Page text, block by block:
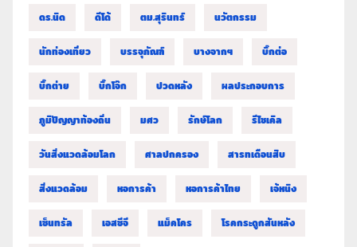
ดร.นิด ดีโด้ ตม.สุรินทร์ นวัตกรรม
นักท่องเที่ยว บรรจุภัณฑ์ บางจากฯ บิ๊กต่อ
บิ๊กต่าย บิ๊กโจ๊ก ปวดหลัง ผลประกอบการ
ภูมิปัญญาท้องถิ่น มศว รักษ์โลก รีไซเคิล
วันสิ่งแวดล้อมโลก ศาลปกครอง สารทเดือนสิบ
สิ่งแวดล้อม หอการค้า หอการค้าไทย เจ้หนิง
เซ็นทรัล เอสซีจี แม็คโคร โรคกระดูกสันหลัง